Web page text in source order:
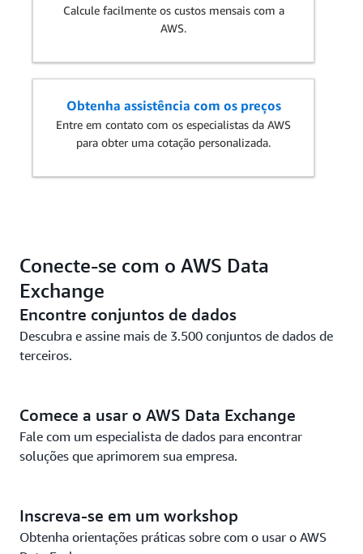
Calcule facilmente os custos mensais com a
AWS.
Obtenha assistência com os preços
Entre em contato com os especialistas da AWS
para obter uma cotação personalizada.
Conecte-se com o AWS Data
Exchange
Encontre conjuntos de dados
Descubra e assine mais de 3.500 conjuntos de dados de
terceiros.
Comece a usar o AWS Data Exchange
Fale com um especialista de dados para encontrar
soluções que aprimorem sua empresa.
Inscreva-se em um workshop
Obtenha orientações práticas sobre com o usar o AWS